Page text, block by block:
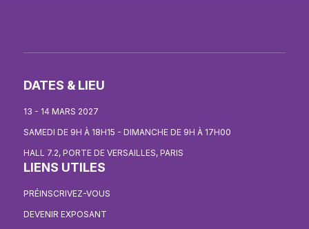
DATES & LIEU
13 - 14 MARS 2027
SAMEDI DE 9H À 18H15 - DIMANCHE DE 9H À 17H00
HALL 7.2, PORTE DE VERSAILLES, PARIS
LIENS UTILES
PRÉINSCRIVEZ-VOUS
DEVENIR EXPOSANT